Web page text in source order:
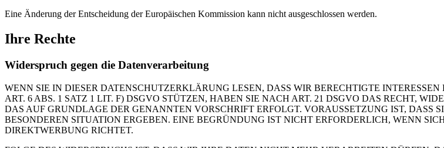
Eine Änderung der Entscheidung der Europäischen Kommission kann nicht ausgeschlossen werden.
Ihre Rechte
Widerspruch gegen die Datenverarbeitung
WENN SIE IN DIESER DATENSCHUTZERKLÄRUNG LESEN, DASS WIR BERECHTIGTE
ART. 6 ABS. 1 SATZ 1 LIT. F) DSGVO STÜTZEN, HABEN SIE NACH ART. 21 DSGVO DAS RECHT,
DAS AUF GRUNDLAGE DER GENANNTEN VORSCHRIFT ERFOLGT. VORAUSSETZUNG IST, DASS
BESONDEREN SITUATION ERGEBEN. EINE BEGRÜNDUNG IST NICHT ERFORDERLICH, WENN
DIREKTWERBUNG RICHTET.